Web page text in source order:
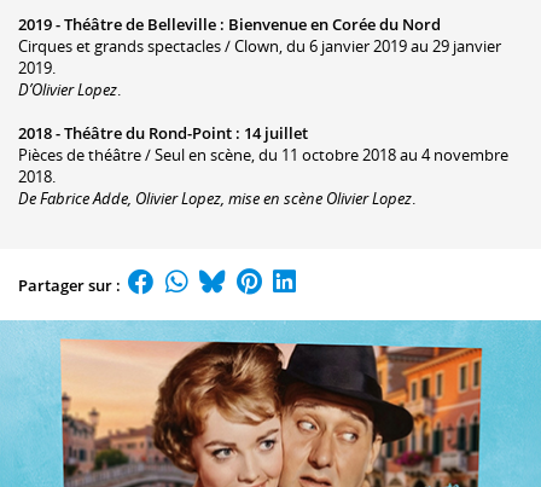
2019 -Théâtre de Belleville : Bienvenue en Corée du Nord
Cirques et grands spectacles / Clown, du 6 janvier 2019 au 29 janvier
2019.
D’Olivier Lopez.
2018 -Théâtre du Rond-Point : 14 juillet
Pièces de théâtre / Seul en scène, du 11 octobre 2018 au 4 novembre
2018.
De Fabrice Adde, Olivier Lopez, mise en scène Olivier Lopez.
Partager sur :